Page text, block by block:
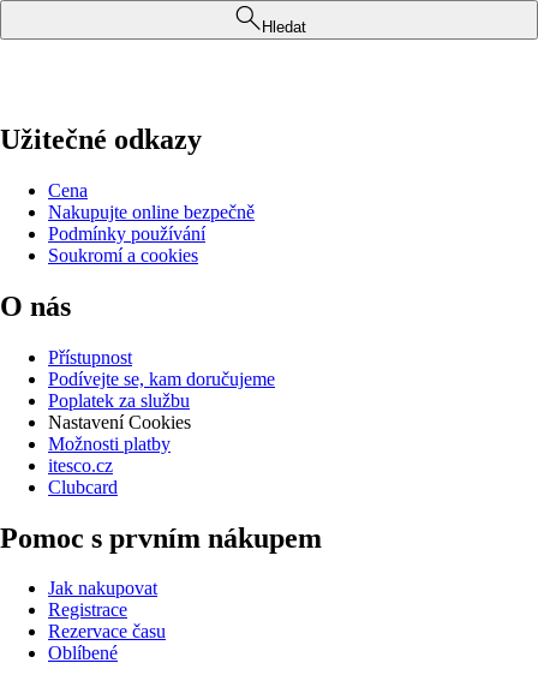
Hledat
Užitečné odkazy
Cena
Nakupujte online bezpečně
Podmínky používání
Soukromí a cookies
O nás
Přístupnost
Podívejte se, kam doručujeme
Poplatek za službu
Nastavení Cookies
Možnosti platby
itesco.cz
Clubcard
Pomoc s prvním nákupem
Jak nakupovat
Registrace
Rezervace času
Oblíbené